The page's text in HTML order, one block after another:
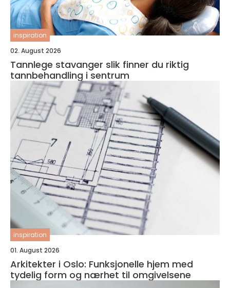
inspiration
02. August 2026
Tannlege stavanger slik finner du riktig
tannbehandling i sentrum
inspiration
01. August 2026
Arkitekter i Oslo: Funksjonelle hjem med
tydelig form og nærhet til omgivelsene